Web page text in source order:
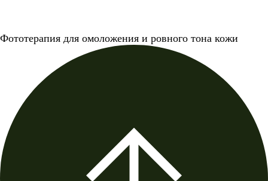
Фототерапия для омоложения и ровного тона кожи